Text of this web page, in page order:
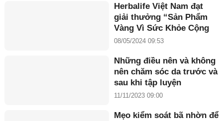
Herbalife Việt Nam đạt
giải thưởng “Sản Phẩm
Vàng Vì Sức Khỏe Cộng
Đồng năm 2024”
08/05/2024 09:53
Những điều nên và không
nên chăm sóc da trước và
sau khi tập luyện
11/11/2023 09:00
Mẹo kiểm soát bã nhờn để